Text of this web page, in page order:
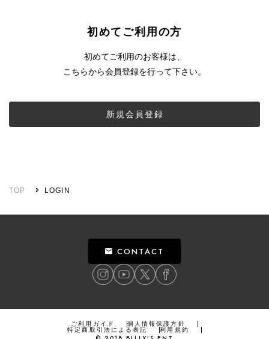
初めてご利用の方
初めてご利用のお客様は、
こちらから会員登録を行って下さい。
新規会員登録
TOP LOGIN
CONTACT
ご利用ガイド 個人情報保護方針
特定商取引法による表記
利用規約